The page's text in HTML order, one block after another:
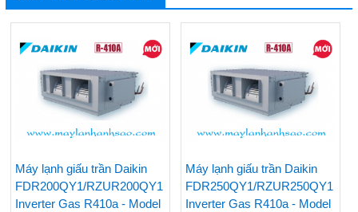
Máy lạnh giấu trần Daikin
FDR200QY1/RZUR200QY1
Inverter Gas R410a - Model
Máy lạnh giấu trần Daikin
FDR250QY1/RZUR250QY1
Inverter Gas R410a - Model